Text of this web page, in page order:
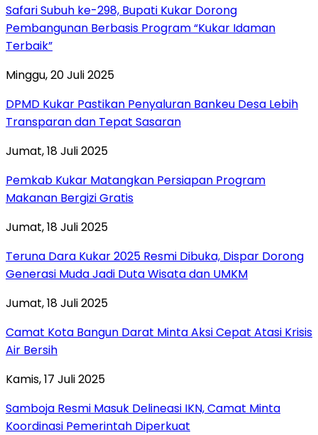
Safari Subuh ke-298, Bupati Kukar Dorong
Pembangunan Berbasis Program “Kukar Idaman
Terbaik”
Minggu, 20 Juli 2025
DPMD Kukar Pastikan Penyaluran Bankeu Desa Lebih
Transparan dan Tepat Sasaran
Jumat, 18 Juli 2025
Pemkab Kukar Matangkan Persiapan Program
Makanan Bergizi Gratis
Jumat, 18 Juli 2025
Teruna Dara Kukar 2025 Resmi Dibuka, Dispar Dorong
Generasi Muda Jadi Duta Wisata dan UMKM
Jumat, 18 Juli 2025
Camat Kota Bangun Darat Minta Aksi Cepat Atasi Krisis
Air Bersih
Kamis, 17 Juli 2025
Samboja Resmi Masuk Delineasi IKN, Camat Minta
Koordinasi Pemerintah Diperkuat